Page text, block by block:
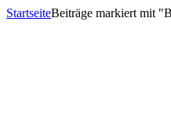
StartseiteBeiträge markiert mit